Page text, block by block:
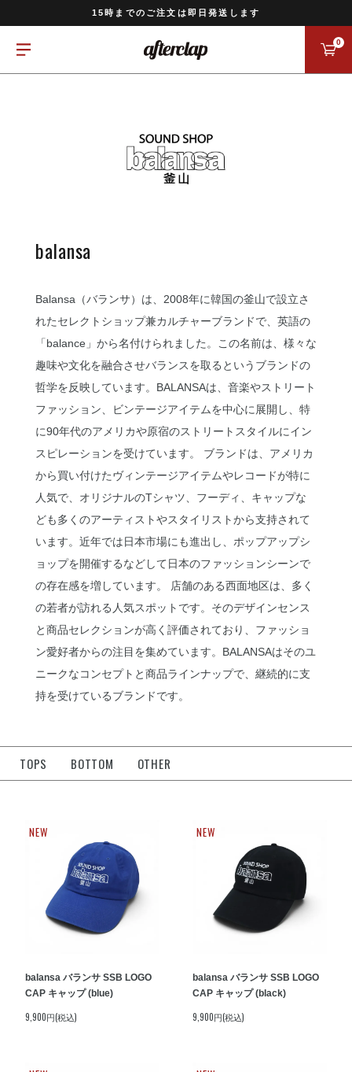
15時までのご注文は即日発送します
0
balansa
Balansa（バランサ）は、2008年に韓国の釜山で設立さ
れたセレクトショップ兼カルチャーブランドで、英語の
「balance」から名付けられました。この名前は、様々な
趣味や文化を融合させバランスを取るというブランドの
哲学を反映しています。BALANSAは、音楽やストリート
ファッション、ビンテージアイテムを中心に展開し、特
に90年代のアメリカや原宿のストリートスタイルにイン
スピレーションを受けています。 ブランドは、アメリカ
から買い付けたヴィンテージアイテムやレコードが特に
人気で、オリジナルのTシャツ、フーディ、キャップな
ども多くのアーティストやスタイリストから支持されて
います。近年では日本市場にも進出し、ポップアップシ
ョップを開催するなどして日本のファッションシーンで
の存在感を増しています。 店舗のある西面地区は、多く
の若者が訪れる人気スポットです。そのデザインセンス
と商品セレクションが高く評価されており、ファッショ
ン愛好者からの注目を集めています。BALANSAはそのユ
ニークなコンセプトと商品ラインナップで、継続的に支
持を受けているブランドです。
TOPS BOTTOM OTHER
NEW
balansa バランサ SSB LOGO
CAP キャップ (blue)
9,900円(税込)
NEW
balansa バランサ SSB LOGO
CAP キャップ (black)
9,900円(税込)